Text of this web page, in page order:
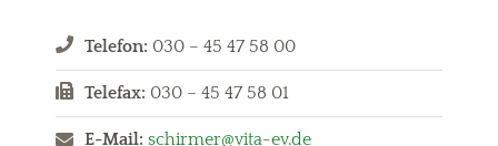
Telefon: 030 – 45 47 58 00
Telefax: 030 – 45 47 58 01
E-Mail: schirmer@vita-ev.de